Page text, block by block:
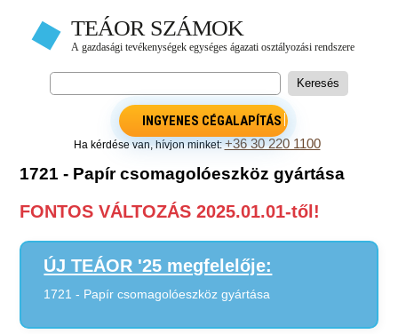
INGYENES CÉGALAPÍTÁS
Ha kérdése van, hívjon minket:+36 30 220 1100
1721 - Papír csomagolóeszköz gyártása
FONTOS VÁLTOZÁS 2025.01.01-től!
ÚJ TEÁOR '25 megfelelője:
1721 - Papír csomagolóeszköz gyártása